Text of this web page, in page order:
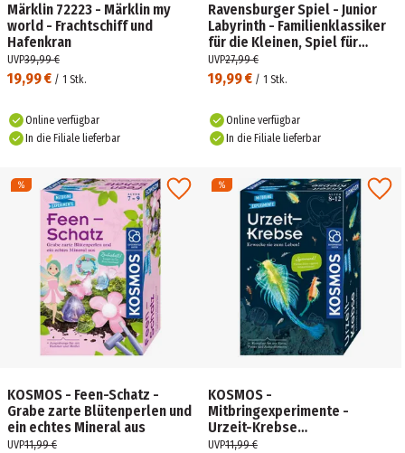
Märklin 72223 - Märklin my
world - Frachtschiff und
Hafenkran
19,99 € / 1 Stk.
UVP39,99 €
Online verfügbar
In die Filiale lieferbar
Ravensburger Spiel - Junior
Labyrinth - Familienklassiker
für die Kleinen, Spiel für
Kinder ab 4 Jahren
19,99 € / 1 Stk.
UVP27,99 €
Online verfügbar
In die Filiale lieferbar
KOSMOS - Feen-Schatz -
Grabe zarte Blütenperlen und
ein echtes Mineral aus
UVP11,99 €
KOSMOS -
Mitbringexperimente -
Urzeit-Krebse
Experimentierkasten
UVP11,99 €